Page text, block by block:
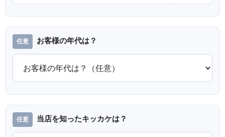
お客様の年代は？
当店を知ったキッカケは？